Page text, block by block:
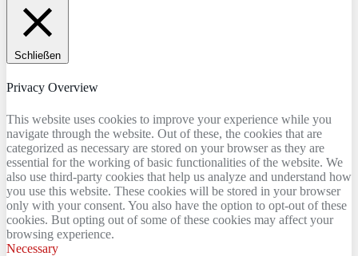
Schließen
Privacy Overview
This website uses cookies to improve your experience while you
navigate through the website. Out of these, the cookies that are
categorized as necessary are stored on your browser as they are
essential for the working of basic functionalities of the website. We
also use third-party cookies that help us analyze and understand how
you use this website. These cookies will be stored in your browser
only with your consent. You also have the option to opt-out of these
cookies. But opting out of some of these cookies may affect your
browsing experience.
Necessary